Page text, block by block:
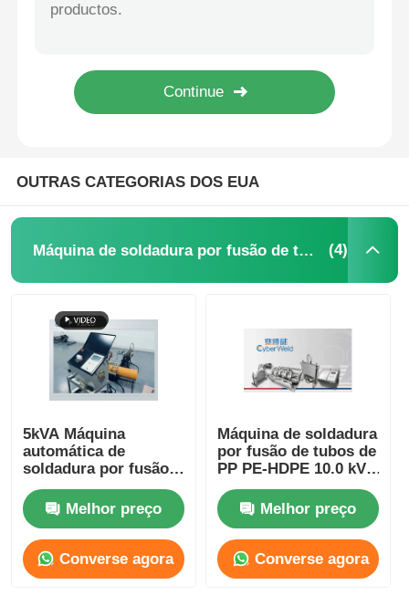
Acessórios de borracha
Máquinas de soldar por electrofusão
Ferramenta de Fusão de Butt
Ferramentas de Eletrofusão
Acessórios de fusão de nádegas
Máquina de extrusão manual
Máquina de soldadura de traseira CNC
OUTRAS CATEGORIAS DOS EUA
Máquina de soldadura por fusão de traseira (4)
5kVA Máquina
automática de
soldadura por fusão
de traseira Máquina
de soldadura de
tubos de HDPE CW
180
Melhor preço
Converse agora
Máquina de soldadura
por fusão de tubos de
PP PE-HDPE 10.0 kVA
Máquina automática
de fusão de tubos de
PP PE-HDPE
Melhor preço
Converse agora